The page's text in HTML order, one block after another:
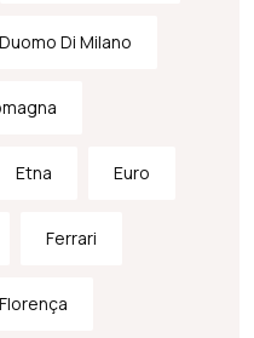
Duomo Di Milano
Etna Euro
Ferrari
Florença